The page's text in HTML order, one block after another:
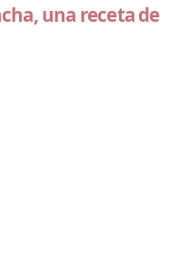
una receta de